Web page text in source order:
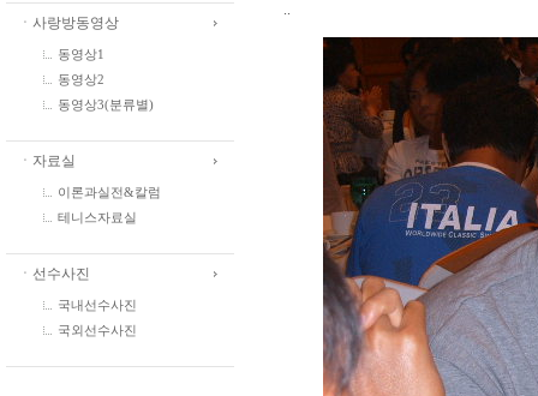
ㆍ사랑방동영상
동영상1
동영상2
동영상3(분류별)
ㆍ자료실
이론과실전&칼럼
테니스자료실
ㆍ선수사진
국내선수사진
국외선수사진
..